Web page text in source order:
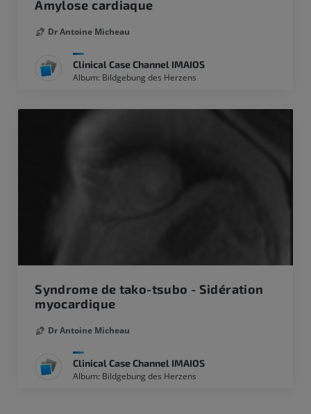
Amylose cardiaque
Dr Antoine Micheau
Clinical Case Channel IMAIOS
Album: Bildgebung des Herzens
Syndrome de tako-tsubo - Sidération
myocardique
Dr Antoine Micheau
Clinical Case Channel IMAIOS
Album: Bildgebung des Herzens